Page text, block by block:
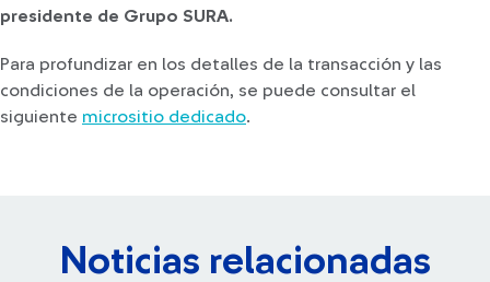
presidente de Grupo SURA.
Para profundizar en los detalles de la transacción y las
condiciones de la operación, se puede consultar el
siguiente micrositio dedicado.
Noticias relacionadas